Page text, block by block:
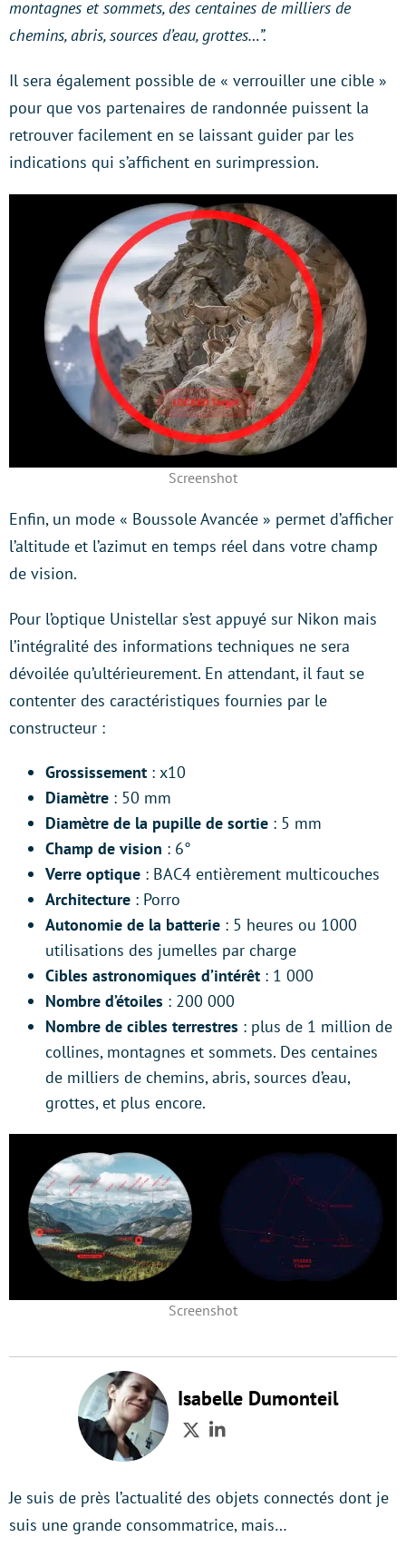
montagnes et sommets, des centaines de milliers de
chemins, abris, sources d’eau, grottes…”.
Il sera également possible de « verrouiller une cible »
pour que vos partenaires de randonnée puissent la
retrouver facilement en se laissant guider par les
indications qui s’affichent en surimpression.
Screenshot
Enfin, un mode « Boussole Avancée » permet d’afficher
l’altitude et l’azimut en temps réel dans votre champ
de vision.
Pour l’optique Unistellar s’est appuyé sur Nikon mais
l’intégralité des informations techniques ne sera
dévoilée qu’ultérieurement. En attendant, il faut se
contenter des caractéristiques fournies par le
constructeur :
Grossissement : x10
Diamètre : 50 mm
Diamètre de la pupille de sortie : 5 mm
Champ de vision : 6°
Verre optique : BAC4 entièrement multicouches
Architecture : Porro
Autonomie de la batterie : 5 heures ou 1000
utilisations des jumelles par charge
Cibles astronomiques d’intérêt : 1 000
Nombre d’étoiles : 200 000
Nombre de cibles terrestres : plus de 1 million de
collines, montagnes et sommets. Des centaines
de milliers de chemins, abris, sources d’eau,
grottes, et plus encore.
Screenshot
Isabelle Dumonteil
TwitterLinkedIn
Je suis de près l’actualité des objets connectés dont je
suis une grande consommatrice, mais…